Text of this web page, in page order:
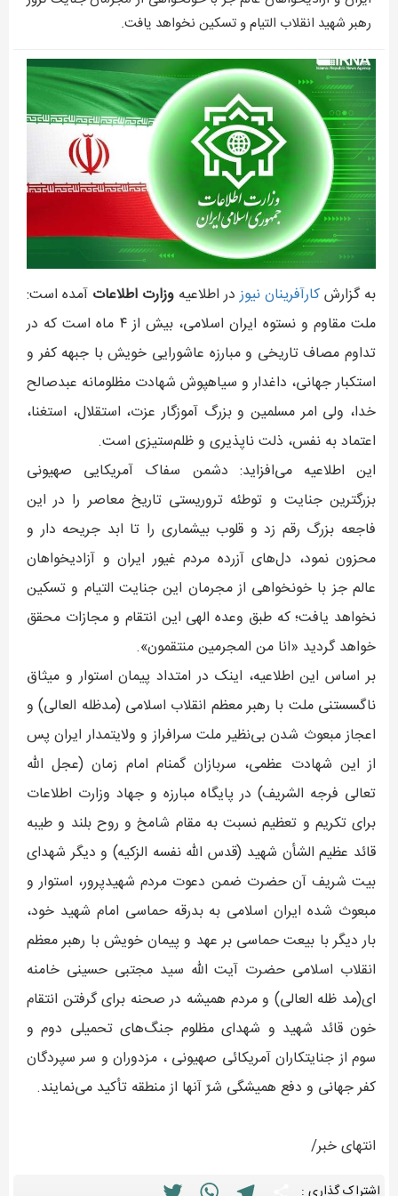
رهبر شهید انقلاب التیام و تسکین نخواهد یافت.
به گزارشکارآفرينان نيوزدر اطلاعیه وزارت اطلاعات آمده است:
ملت مقاوم و نستوه ایران اسلامی، بیش از ۴ ماه است که در
تداوم مصاف تاریخی و مبارزه عاشورایی خویش با جبهه کفر و
استکبار جهانی، داغدار و سیاهپوش شهادت مظلومانه عبدصالح
خدا، ولی امر مسلمین و بزرگ آموزگار عزت، استقلال، استغنا،
اعتماد به نفس، ذلت ناپذیری و ظلم‌ستیزی است.
این اطلاعیه می‌افزاید: دشمن سفاک آمریکایی صهیونی
بزرگترین جنایت و توطئه تروریستی تاریخ معاصر را در این
فاجعه بزرگ رقم زد و قلوب بیشماری را تا ابد جریحه دار و
محزون نمود، دل‌های آزرده مردم غیور ایران و آزادیخواهان
عالم جز با خونخواهی از مجرمان این جنایت التیام و تسکین
نخواهد یافت؛ که طبق وعده الهی این انتقام و مجازات محقق
خواهد گردید «انا من المجرمین منتقمون».
بر اساس این اطلاعیه، اینک در امتداد پیمان استوار و میثاق
ناگسستنی ملت با رهبر معظم انقلاب اسلامی (مدظله العالی) و
اعجاز مبعوث شدن بی‌نظیر ملت سرافراز و ولایتمدار ایران پس
از این شهادت عظمی، سربازان گمنام امام زمان (عجل الله
تعالی فرجه الشریف) در پایگاه مبارزه و جهاد وزارت اطلاعات
برای تکریم و تعظیم نسبت به مقام شامخ و روح بلند و طیبه
قائد عظیم الشأن شهید (قدس الله نفسه الزکیه) و دیگر شهدای
بیت شریف آن حضرت ضمن دعوت مردم شهیدپرور، استوار و
مبعوث شده ایران اسلامی به بدرقه حماسی امام شهید خود،
بار دیگر با بیعت حماسی بر عهد و پیمان خویش با رهبر معظم
انقلاب اسلامی حضرت آیت الله سید مجتبی حسینی خامنه
ای(مد ظله العالی) و مردم همیشه در صحنه برای گرفتن انتقام
خون قائد شهید و شهدای مظلوم جنگ‌های تحمیلی دوم و
سوم از جنایتکاران آمریکائی صهیونی ، مزدوران و سر سپردگان
کفر جهانی و دفع همیشگی شرّ آنها از منطقه تأکید می‌نمایند.
انتهای خبر/
اشتراک گذاری : Twitter
WhatsAppTelegram